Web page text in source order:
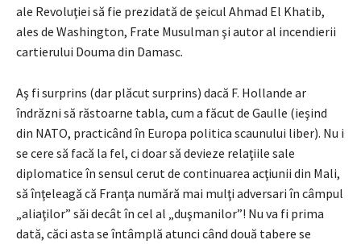
ale Revoluţiei să fie prezidată de şeicul Ahmad El Khatib,
ales de Washington, Frate Musulman şi autor al incendierii
cartierului Douma din Damasc.
Aş fi surprins (dar plăcut surprins) dacă F. Hollande ar
îndrăzni să răstoarne tabla, cum a făcut de Gaulle (ieşind
din NATO, practicând în Europa politica scaunului liber). Nu i
se cere să facă la fel, ci doar să devieze relaţiile sale
diplomatice în sensul cerut de continuarea acţiunii din Mali,
să înţeleagă că Franţa numără mai mulţi adversari în câmpul
„aliaţilor” săi decât în cel al „duşmanilor”! Nu va fi prima
dată, căci asta se întâmplă atunci când două tabere se